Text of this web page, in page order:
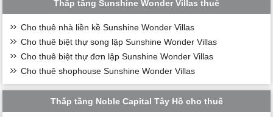
Thấp tầng Sunshine Wonder Villas thuê
Cho thuê nhà liền kề Sunshine Wonder Villas
Cho thuê biệt thự song lập Sunshine Wonder Villas
Cho thuê biệt thự đơn lập Sunshine Wonder Villas
Cho thuê shophouse Sunshine Wonder Villas
Thấp tầng Noble Capital Tây Hồ cho thuê